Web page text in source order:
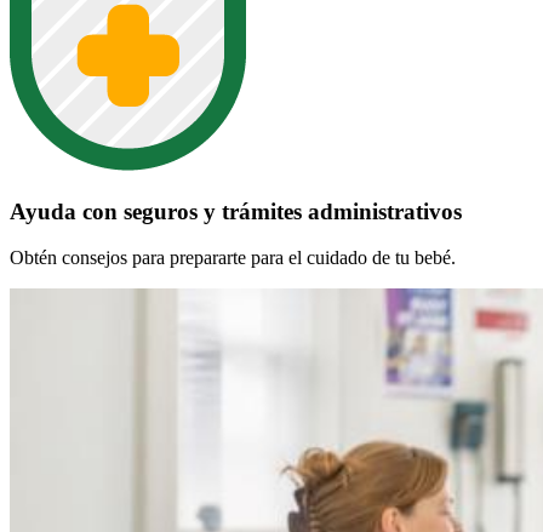
Ayuda con seguros y trámites administrativos
Obtén consejos para prepararte para el cuidado de tu bebé.